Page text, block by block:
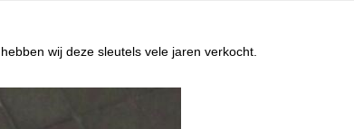
wij deze sleutels vele jaren verkocht.